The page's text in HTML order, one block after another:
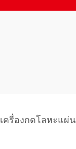
เครื่องกดโลหะแผ่น